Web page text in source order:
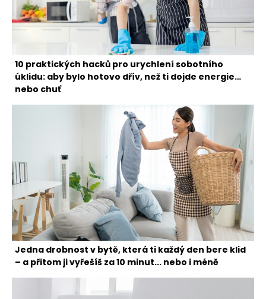
10 praktických hacků pro urychlení sobotního
úklidu: aby bylo hotovo dřív, než ti dojde energie…
nebo chuť
Jedna drobnost v bytě, která ti každý den bere klid
– a přitom ji vyřešíš za 10 minut... nebo i méně